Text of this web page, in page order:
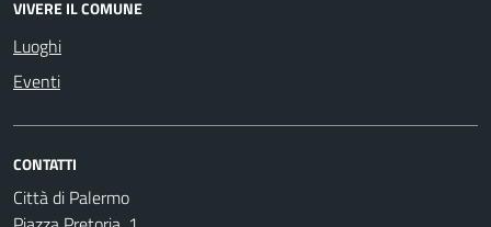
VIVERE IL COMUNE
Luoghi
Eventi
CONTATTI
Città di Palermo